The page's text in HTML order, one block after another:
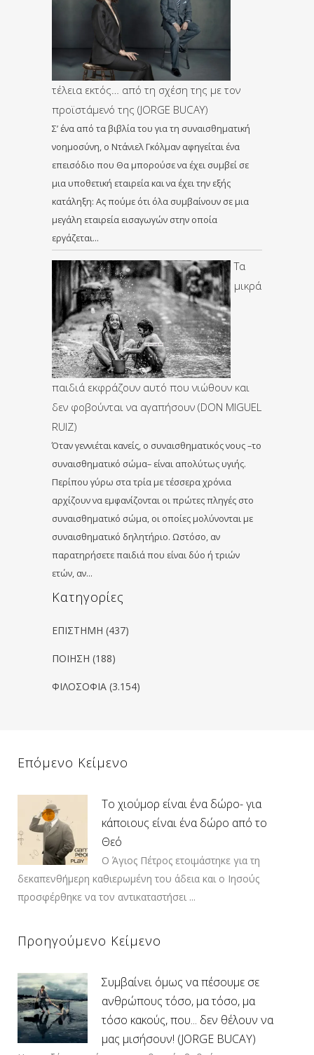
τέλεια εκτός… από τη σχέση της με τον
προϊστάμενό της (JORGE BUCAY)
Σ’ ένα από τα βιβλία του για τη συναισθηματική
νοημοσύνη, ο Ντάνιελ Γκόλμαν αφηγείται ένα
επεισόδιο που Θα μπορούσε να έχει συμβεί σε
μια υποθετική εταιρεία και να έχει την εξής
κατάληξη: Ας πούμε ότι όλα συμβαίνουν σε μια
μεγάλη εταιρεία εισαγωγών στην οποία
εργάζεται…
Τα
μικρά
παιδιά εκφράζουν αυτό που νιώθουν και
δεν φοβούνται να αγαπήσουν (DON MIGUEL
RUIZ)
Όταν γεννιέται κανείς, ο συναισθηματικός νους –το
συναισθηματικό σώμα– είναι απολύτως υγιής.
Περίπου γύρω στα τρία με τέσσερα χρόνια
αρχίζουν να εμφανίζονται οι πρώτες πληγές στο
συναισθηματικό σώμα, οι οποίες μολύνονται με
συναισθηματικό δηλητήριο. Ωστόσο, αν
παρατηρήσετε παιδιά που είναι δύο ή τριών
ετών, αν…
Kατηγορίες
ΕΠΙΣΤΗΜΗ (437)
ΠΟΙΗΣΗ (188)
ΦΙΛΟΣΟΦΙΑ (3.154)
Επόμενο Κείμενο
Το χιούμορ είναι ένα δώρο- για
κάποιους είναι ένα δώρο από το
Θεό
Ο Άγιος Πέτρος ετοιμάστηκε για τη
δεκαπενθήμερη καθιερωμένη του άδεια και ο Ιησούς
προσφέρθηκε να τον αντικαταστήσει ...
Προηγούμενο Κείμενο
Συμβαίνει όμως να πέσουμε σε
ανθρώπους τόσο, μα τόσο, μα
τόσο κακούς, που... δεν θέλουν να
μας μισήσουν! (JORGE BUCAY)